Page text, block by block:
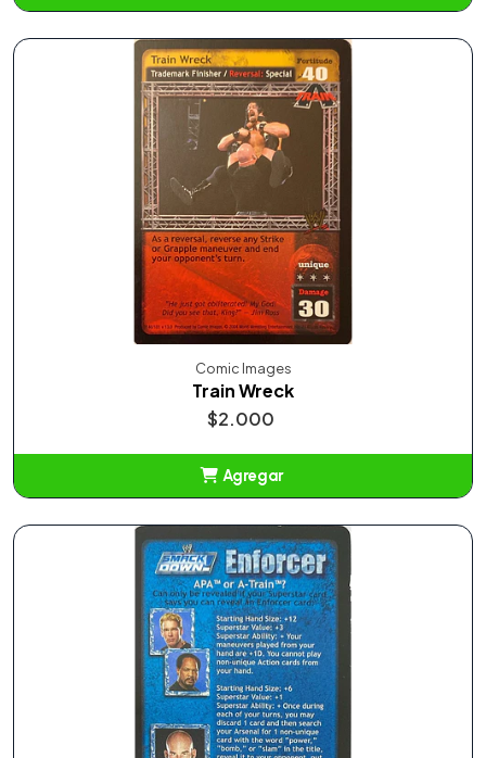
Comic Images
Train Wreck
$2.000
Agregar